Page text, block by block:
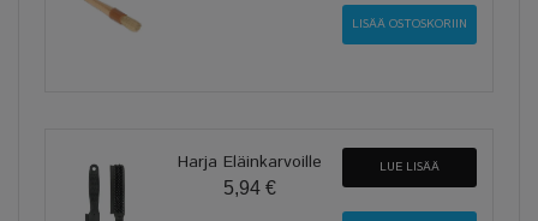
Harja Eläinkarvoille
5,94 €
LUE LISÄÄ